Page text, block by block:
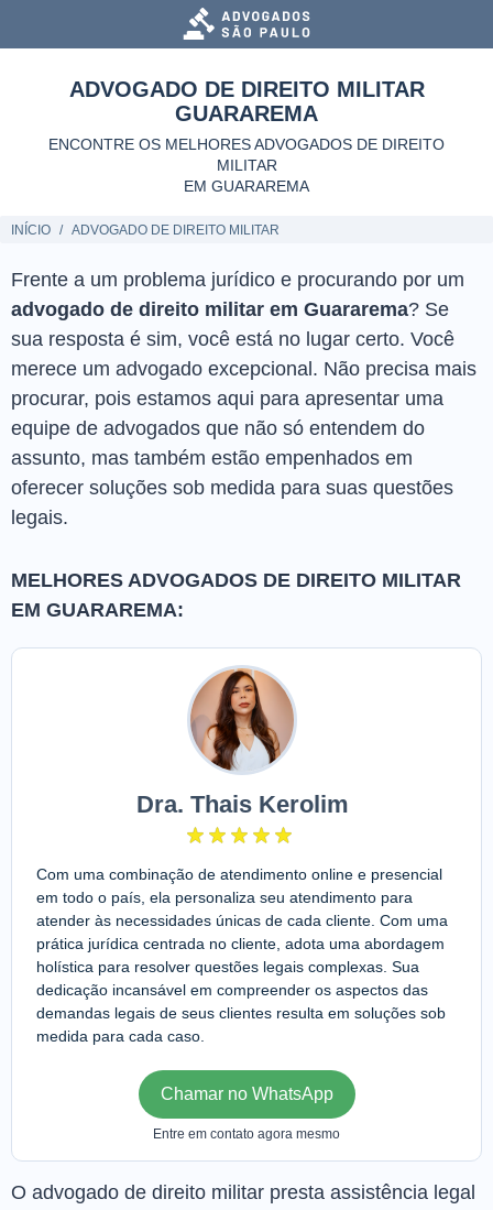
ADVOGADO DE DIREITO MILITAR
GUARAREMA
ENCONTRE OS MELHORES ADVOGADOS DE DIREITO
MILITAR
EM GUARAREMA
INÍCIO ADVOGADO DE DIREITO MILITAR
Frente a um problema jurídico e procurando por um
advogado de direito militar em Guararema? Se
sua resposta é sim, você está no lugar certo. Você
merece um advogado excepcional. Não precisa mais
procurar, pois estamos aqui para apresentar uma
equipe de advogados que não só entendem do
assunto, mas também estão empenhados em
oferecer soluções sob medida para suas questões
legais.
MELHORES ADVOGADOS DE DIREITO MILITAR
EM GUARAREMA:
Dra. Thais Kerolim
Com uma combinação de atendimento online e presencial
em todo o país, ela personaliza seu atendimento para
atender às necessidades únicas de cada cliente. Com uma
prática jurídica centrada no cliente, adota uma abordagem
holística para resolver questões legais complexas. Sua
dedicação incansável em compreender os aspectos das
demandas legais de seus clientes resulta em soluções sob
medida para cada caso.
Chamar no WhatsApp
Entre em contato agora mesmo
O advogado de direito militar presta assistência legal